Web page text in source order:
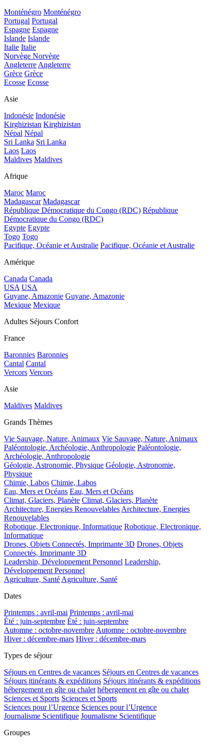
Monténégro Monténégro
Portugal Portugal
Espagne Espagne
Islande Islande
Italie Italie
Norvège Norvège
Angleterre Angleterre
Grèce Grèce
Ecosse Ecosse
Asie
Indonésie Indonésie
Kirghizistan Kirghizistan
Népal Népal
Sri Lanka Sri Lanka
Laos Laos
Maldives Maldives
Afrique
Maroc Maroc
Madagascar Madagascar
République Démocratique du Congo (RDC) République
Démocratique du Congo (RDC)
Egypte Egypte
Togo Togo
Pacifique, Océanie et Australie Pacifique, Océanie et Australie
Amérique
Canada Canada
USA USA
Guyane, Amazonie Guyane, Amazonie
Mexique Mexique
Adultes Séjours Confort
France
Baronnies Baronnies
Cantal Cantal
Vercors Vercors
Asie
Maldives Maldives
Grands Thèmes
Vie Sauvage, Nature, Animaux Vie Sauvage, Nature, Animaux
Paléontologie, Archéologie, Anthropologie Paléontologie,
Archéologie, Anthropologie
Géologie, Astronomie, Physique Géologie, Astronomie,
Physique
Chimie, Labos Chimie, Labos
Eau, Mers et Océans Eau, Mers et Océans
Climat, Glaciers, Planète Climat, Glaciers, Planète
Architecture, Energies Renouvelables Architecture, Energies
Renouvelables
Robotique, Electronique, Informatique Robotique, Electronique,
Informatique
Drones, Objets Connectés, Imprimante 3D Drones, Objets
Connectés, Imprimante 3D
Leadership, Développement Personnel Leadership,
Développement Personnel
Agriculture, Santé Agriculture, Santé
Dates
Printemps : avril-mai Printemps : avril-mai
Été : juin-septembre Été : juin-septembre
Automne : octobre-novembre Automne : octobre-novembre
Hiver : décembre-mars Hiver : décembre-mars
Types de séjour
Séjours en Centres de vacances Séjours en Centres de vacances
Séjours itinérants & expéditions Séjours itinérants & expéditions
hébergement en gîte ou chalet hébergement en gîte ou chalet
Sciences et Sports Sciences et Sports
Sciences pour l’Urgence Sciences pour l’Urgence
Journalisme Scientifique Journalisme Scientifique
Groupes